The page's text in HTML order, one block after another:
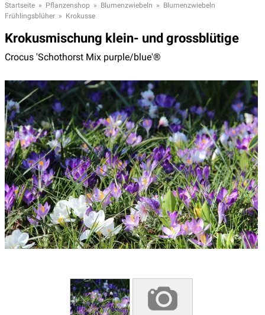
Startseite » Pflanzenshop » Blumenzwiebeln » Blumenzwiebeln
Frühlingsblüher » Krokusse
Krokusmischung klein- und grossblütige
Crocus 'Schothorst Mix purple/blue'®